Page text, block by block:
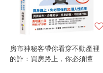
房市神秘客帶你看穿不動產裡
的詐：買房路上，你必須懂的